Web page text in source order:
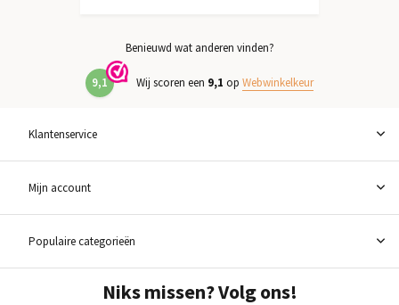
Benieuwd wat anderen vinden?
9,1 Wij scoren een 9,1 op Webwinkelkeur
Klantenservice
Mijn account
Populaire categorieën
Niks missen? Volg ons!